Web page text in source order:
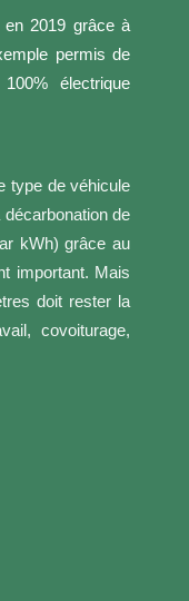
en 2019 grâce à
permis de
électrique
type de véhicule
de
kWh) grâce au
important. Mais
doit rester la
covoiturage,